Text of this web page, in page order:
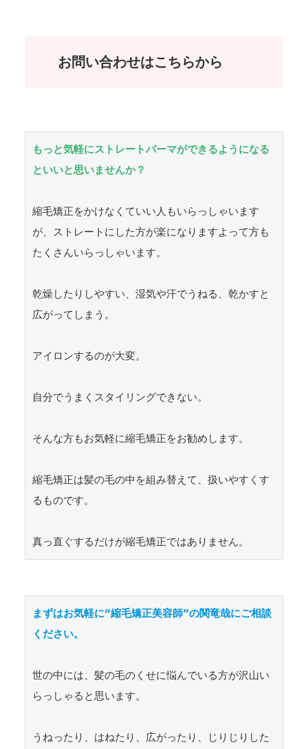
お問い合わせはこちらから
もっと気軽にストレートパーマができるようになる
といいと思いませんか？
縮毛矯正をかけなくていい人もいらっしゃいます
が、ストレートにした方が楽になりますよって方も
たくさんいらっしゃいます。
乾燥したりしやすい、湿気や汗でうねる、乾かすと
広がってしまう。
アイロンするのが大変。
自分でうまくスタイリングできない。
そんな方もお気軽に縮毛矯正をお勧めします。
縮毛矯正は髪の毛の中を組み替えて、扱いやすくす
るものです。
真っ直ぐするだけが縮毛矯正ではありません。
まずはお気軽に“縮毛矯正美容師”の関竜哉にご相談
ください。
世の中には、髪の毛のくせに悩んでいる方が沢山い
らっしゃると思います。
うねったり、はねたり、広がったり、じりじりした